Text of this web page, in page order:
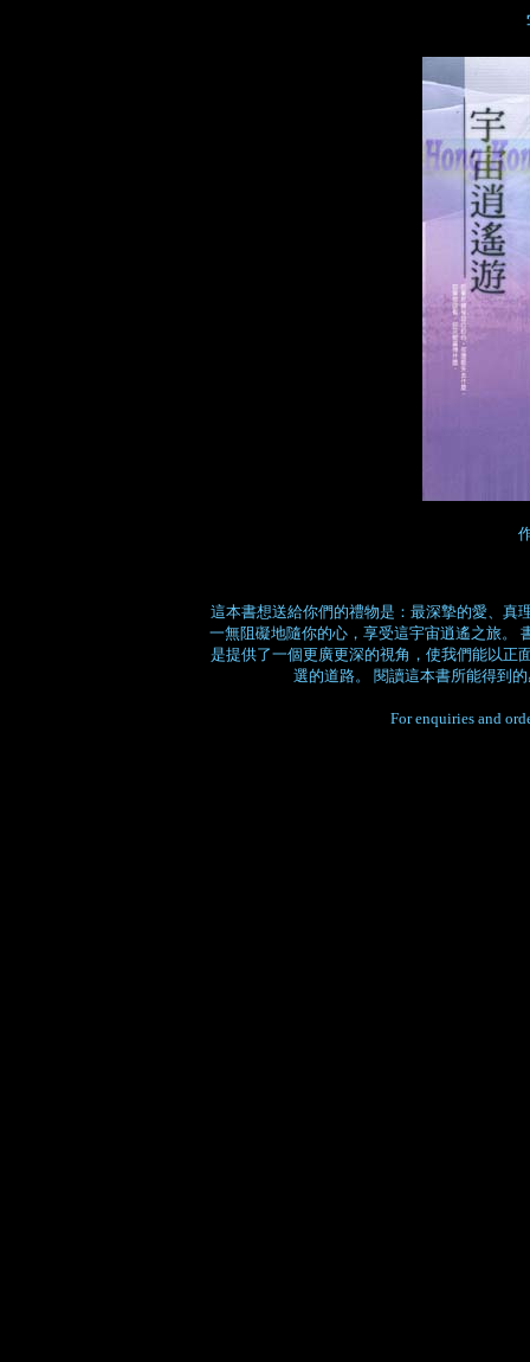
這本書想送給你們的禮物是：最深摯的愛、真
一無阻礙地隨你的心，享受這宇宙逍遙之旅。
是提供了一個更廣更深的視角，使我們能以正
選的道路。 閱讀這本書所能得到
For enquiries and